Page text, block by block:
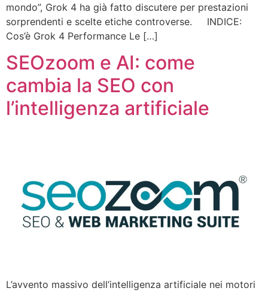
mondo”, Grok 4 ha già fatto discutere per prestazioni
sorprendenti e scelte etiche controverse. INDICE:
Cos’è Grok 4 Performance Le […]
SEOzoom e AI: come
cambia la SEO con
l’intelligenza artificiale
L’avvento massivo dell’intelligenza artificiale nei motori